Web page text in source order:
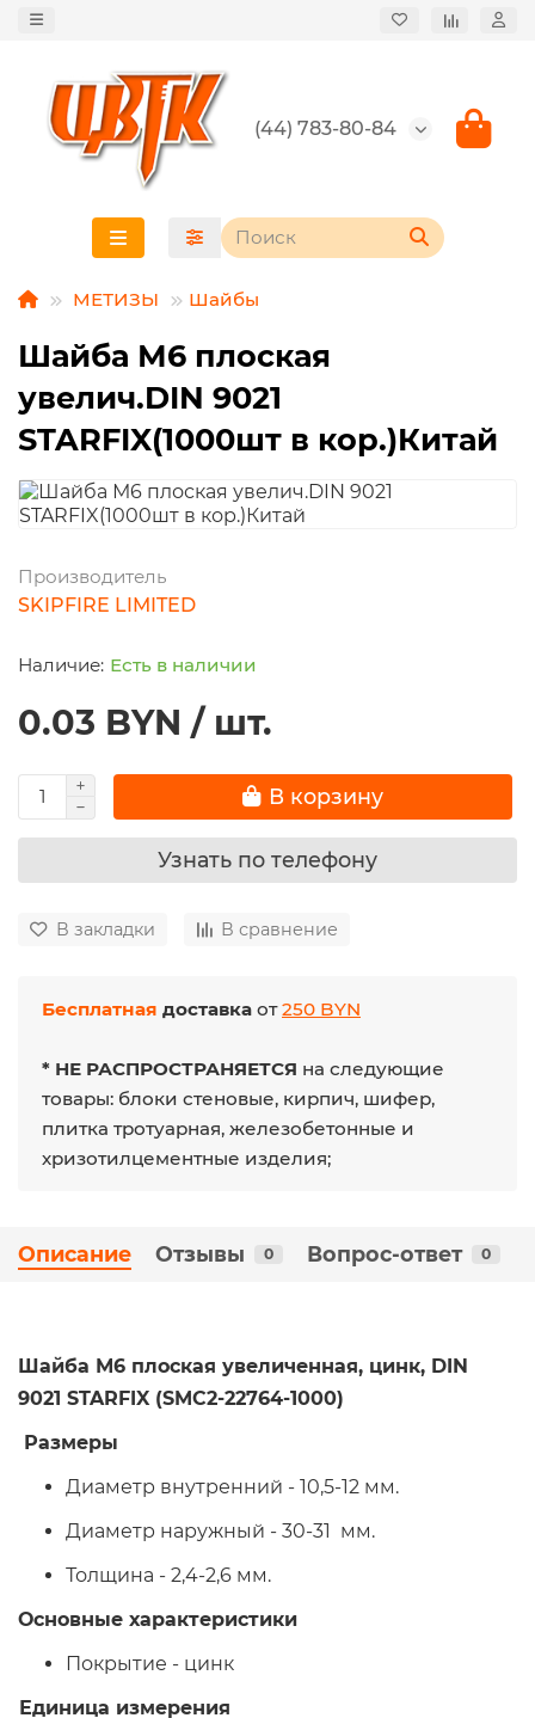
(44) 783-80-84
МЕТИЗЫ Шайбы
Шайба М6 плоская
увелич.DIN 9021
STARFIX(1000шт в кор.)Китай
Производитель
SKIPFIRE LIMITED
Есть в наличии
0.03 BYN / шт.
В корзину
Узнать по телефону
В закладки В сравнение
Бесплатная доставка от250 BYN
* НЕ РАСПРОСТРАНЯЕТСЯ на следующие
товары: блоки стеновые, кирпич, шифер,
плитка тротуарная, железобетонные и
хризотилцементные изделия;
Описание Отзывы 0 Вопрос-ответ 0
Шайба М6 плоская увеличенная, цинк, DIN
9021 STARFIX (SMС2-22764-1000)
Размеры
Диаметр внутренний - 10,5-12 мм.
Диаметр наружный - 30-31 мм.
Толщина - 2,4-2,6 мм.
Основные характеристики
Покрытие - цинк
Единица измерения